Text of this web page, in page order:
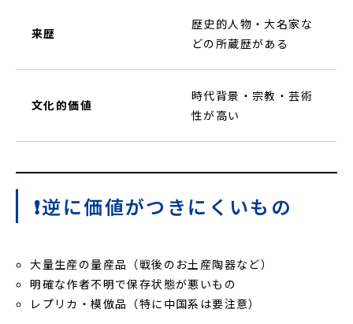
来歴
歴史的人物・大名家な
どの所蔵歴がある
文化的価値
時代背景・宗教・芸術
性が高い
❗️逆に価値がつきにくいもの
大量生産の量産品（戦後のお土産陶器など）
明確な作者不明で保存状態が悪いもの
レプリカ・模倣品（特に中国系は要注意）